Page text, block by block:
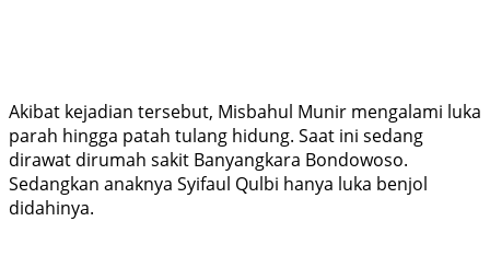
Akibat kejadian tersebut, Misbahul Munir mengalami luka
parah hingga patah tulang hidung. Saat ini sedang
dirawat dirumah sakit Banyangkara Bondowoso.
Sedangkan anaknya Syifaul Qulbi hanya luka benjol
didahinya.